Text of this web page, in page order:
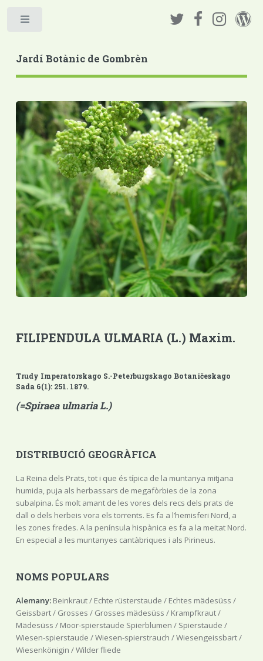
Jardí Botànic de Gombrèn
FILIPENDULA ULMARIA (L.) Maxim.
Trudy Imperatorskago S.-Peterburgskago Botaničeskago
Sada 6(1): 251. 1879.
(=Spiraea ulmaria L.)
DISTRIBUCIÓ GEOGRÀFICA
La Reina dels Prats, tot i que és típica de la muntanya mitjana
humida, puja als herbassars de megafòrbies de la zona
subalpina. És molt amant de les vores dels recs dels prats de
dall o dels herbeis vora els torrents. Es fa a l’hemisferi Nord, a
les zones fredes. A la península hispànica es fa a la meitat Nord.
En especial a les muntanyes cantàbriques i als Pirineus.
NOMS POPULARS
Alemany:Beinkraut / Echte rüsterstaude / Echtes mädesüss /
Geissbart / Grosses / Grosses mädesüss / Krampfkraut /
Mädesüss / Moor-spierstaude Spierblumen / Spierstaude /
Wiesen-spierstaude / Wiesen-spierstrauch / Wiesengeissbart /
Wiesenkönigin / Wilder fliede